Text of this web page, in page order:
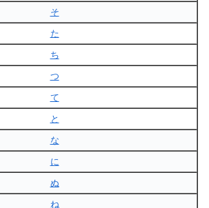
そ
た
ち
つ
て
と
な
に
ぬ
ね